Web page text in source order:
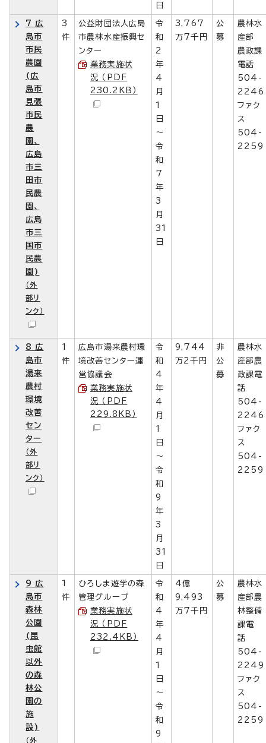
日
7 広
島市
市民
農園
(広
島市
見張
市民
農
園、
広島
市三
田市
民農
園、
広島
市三
国市
民農
園)
（外
部リ
ンク）
3
件
公益財団法人広島
市農林水産振興セ
ンター
業務実施状
況 （PDF
230.2KB）
令
和
2
年
4
月
1
日
～
令
和
7
年
3
月
31
日
3,767
万7千円
公
募
農林水
産部
農政課
電話
504-
2246
ファク
ス
504-
2259
8 広
島市
湯来
農村
環境
改善
セン
ター
（外
部リ
ンク）
1
件
広島市湯来農村環
境改善センター運
営協議会
業務実施状
況 （PDF
229.8KB）
令
和
4
年
4
月
1
日
～
令
和
9
年
3
月
31
日
9,744
万2千円
非
公
募
農林水
産部農
政課電
話
504-
2246
ファク
ス
504-
2259
9 広
島市
森林
公園
(昆
虫館
以外
の森
林公
園の
施
設)
（外
1
件
ひろしま遊学の森
管理グループ
業務実施状
況 （PDF
232.4KB）
令
和
4
年
4
月
1
日
～
令
和
9
4億
9,493
万7千円
公
募
農林水
産部農
林整備
課電
話
504-
2249
ファク
ス
504-
2259